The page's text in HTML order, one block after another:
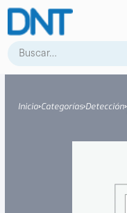
Buscar:
Inicio Categorías Detección